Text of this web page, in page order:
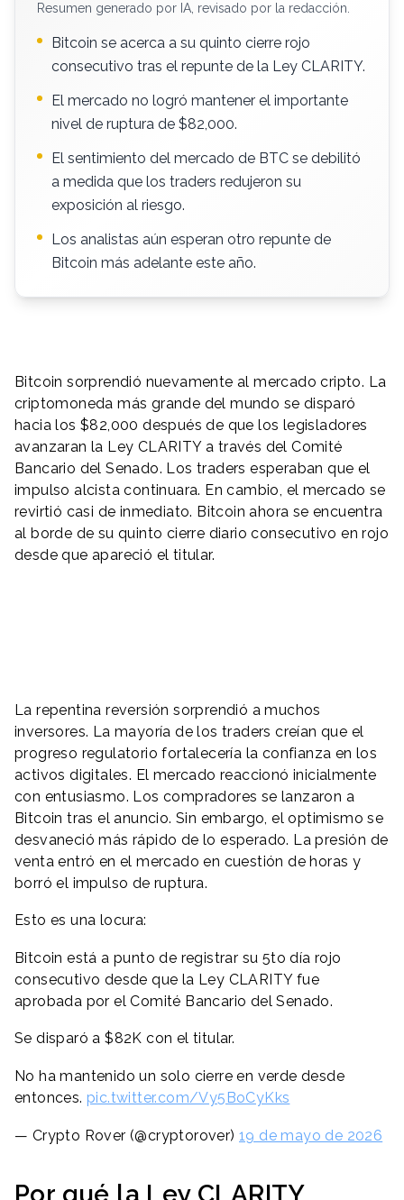
Resumen generado por IA, revisado por la redacción.
Bitcoin se acerca a su quinto cierre rojo
consecutivo tras el repunte de la Ley CLARITY.
El mercado no logró mantener el importante
nivel de ruptura de $82,000.
El sentimiento del mercado de BTC se debilitó
a medida que los traders redujeron su
exposición al riesgo.
Los analistas aún esperan otro repunte de
Bitcoin más adelante este año.
Bitcoin sorprendió nuevamente al mercado cripto. La
criptomoneda más grande del mundo se disparó
hacia los $82,000 después de que los legisladores
avanzaran la Ley CLARITY a través del Comité
Bancario del Senado. Los traders esperaban que el
impulso alcista continuara. En cambio, el mercado se
revirtió casi de inmediato. Bitcoin ahora se encuentra
al borde de su quinto cierre diario consecutivo en rojo
desde que apareció el titular.
La repentina reversión sorprendió a muchos
inversores. La mayoría de los traders creían que el
progreso regulatorio fortalecería la confianza en los
activos digitales. El mercado reaccionó inicialmente
con entusiasmo. Los compradores se lanzaron a
Bitcoin tras el anuncio. Sin embargo, el optimismo se
desvaneció más rápido de lo esperado. La presión de
venta entró en el mercado en cuestión de horas y
borró el impulso de ruptura.
Esto es una locura:
Bitcoin está a punto de registrar su 5to día rojo
consecutivo desde que la Ley CLARITY fue
aprobada por el Comité Bancario del Senado.
Se disparó a $82K con el titular.
No ha mantenido un solo cierre en verde desde
entonces. pic.twitter.com/Vy5BoCyKks
— Crypto Rover (@cryptorover) 19 de mayo de 2026
Por qué la Ley CLARITY